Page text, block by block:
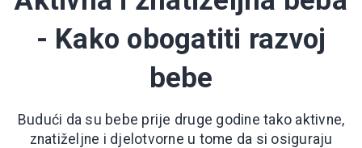
- Kako obogatiti razvoj
bebe
Budući da su bebe prije druge godine tako aktivne,
znatiželjne i djelotvorne u tome da si osiguraju